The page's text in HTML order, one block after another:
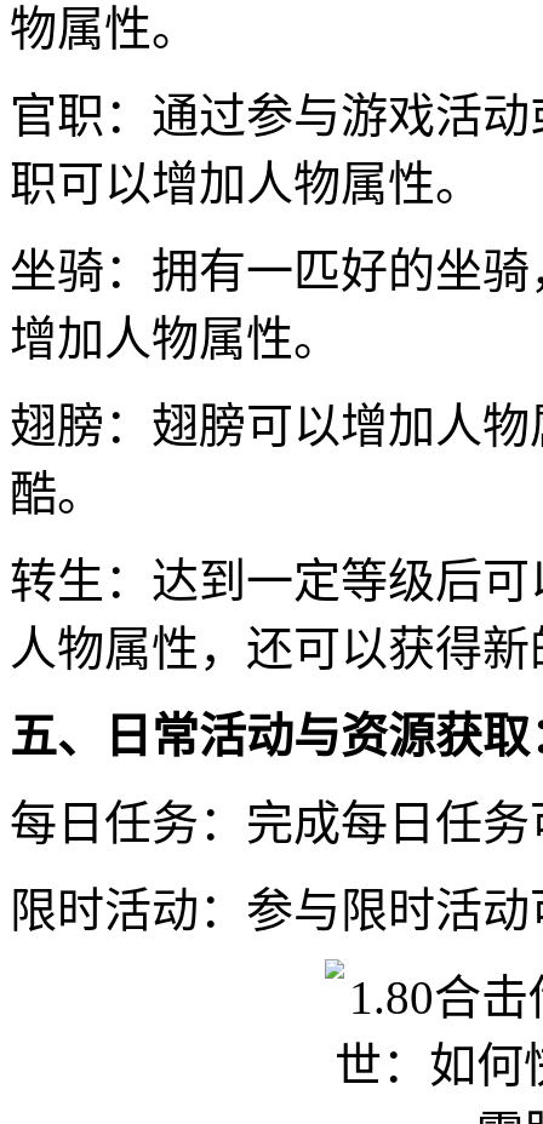
物属性。
官职：通过参与游戏活
职可以增加人物属性。
坐骑：拥有一匹好的坐
增加人物属性。
翅膀：翅膀可以增加人
酷。
转生：达到一定等级后
人物属性，还可以获得
五、日常活动与资源获取
每日任务：完成每日任
限时活动：参与限时活